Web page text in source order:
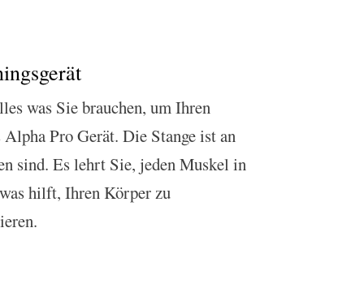
was Sie brauchen, um Ihren
Pro Gerät. Die Stange ist an
sind. Es lehrt Sie, jeden Muskel in
hilft, Ihren Körper zu